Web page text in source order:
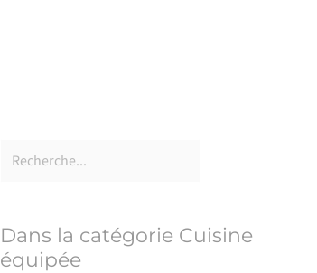
Dans la catégorie Cuisine
équipée